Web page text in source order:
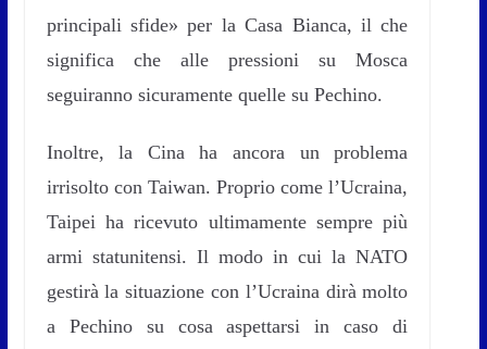
principali sfide» per la Casa Bianca, il che
significa che alle pressioni su Mosca
seguiranno sicuramente quelle su Pechino.
Inoltre, la Cina ha ancora un problema
irrisolto con Taiwan. Proprio come l’Ucraina,
Taipei ha ricevuto ultimamente sempre più
armi statunitensi. Il modo in cui la NATO
gestirà la situazione con l’Ucraina dirà molto
a Pechino su cosa aspettarsi in caso di